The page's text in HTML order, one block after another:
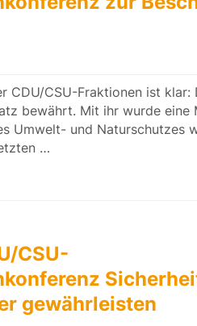
CDU/CSU-Fraktionen ist klar:
bewährt. Mit ihr wurde eine
Umwelt- und Naturschutzes
…
CSU-
gewährleisten